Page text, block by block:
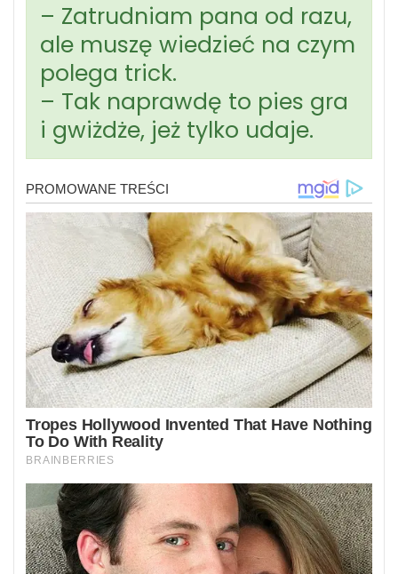
– Zatrudniam pana od razu,
ale muszę wiedzieć na czym
polega trick.
– Tak naprawdę to pies gra
i gwiżdże, jeż tylko udaje.